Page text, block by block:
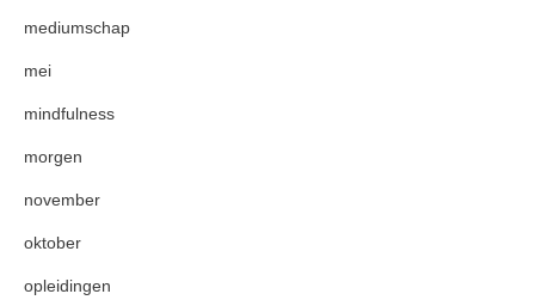
mediumschap
mei
mindfulness
morgen
november
oktober
opleidingen